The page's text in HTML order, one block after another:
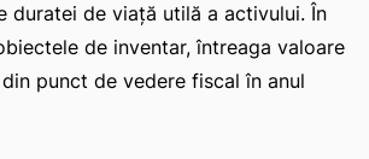
duratei de viață utilă a activului. În
de inventar, întreaga valoare
punct de vedere fiscal în anul